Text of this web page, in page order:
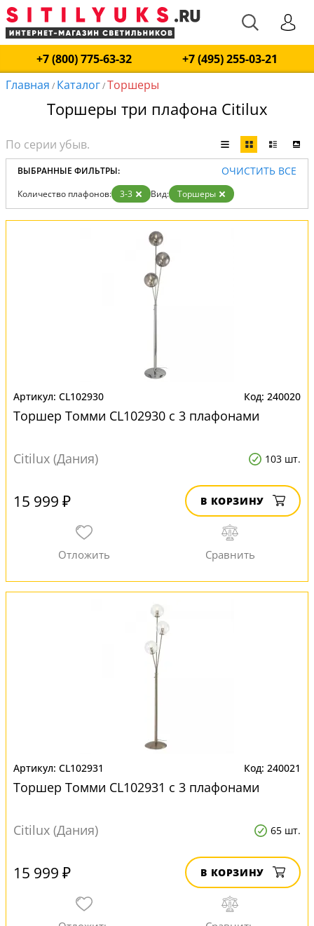
+7 (800) 775-63-32
+7 (495) 255-03-21
Главная / Каталог/Торшеры
Торшеры три плафона Citilux
ВЫБРАННЫЕ ФИЛЬТРЫ: ОЧИСТИТЬ ВСЕ
Количество плафонов: 3-3 Вид: Торшеры
CL102930 240020
Торшер Томми CL102930 с 3 плафонами
Citilux (Дания) 103 шт.
15 999 ₽ В КОРЗИНУ
CL102931 240021
Торшер Томми CL102931 с 3 плафонами
Citilux (Дания) 65 шт.
15 999 ₽ В КОРЗИНУ